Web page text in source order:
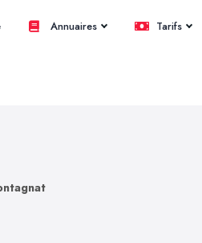
Annuaires Tarifs